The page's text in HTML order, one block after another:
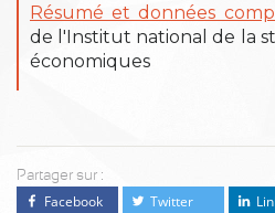
Résumé et données
de l'Institut national de la
économiques
Partager sur :
Facebook Twitter